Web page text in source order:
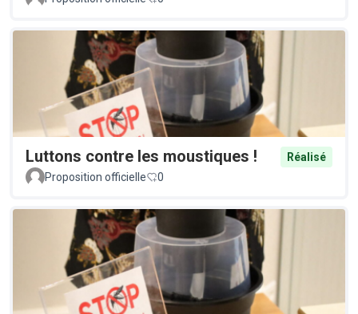
Luttons contre les moustiques !
Réalisé
Proposition officielle
0